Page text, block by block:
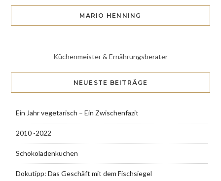
MARIO HENNING
Küchenmeister & Ernährungsberater
NEUESTE BEITRÄGE
Ein Jahr vegetarisch – Ein Zwischenfazit
2010 -2022
Schokoladenkuchen
Dokutipp: Das Geschäft mit dem Fischsiegel